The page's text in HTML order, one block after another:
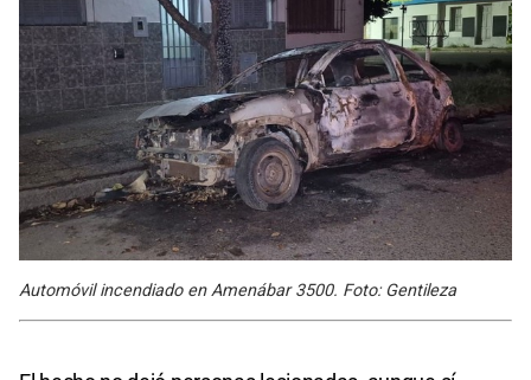
Automóvil incendiado en Amenábar 3500. Foto: Gentileza